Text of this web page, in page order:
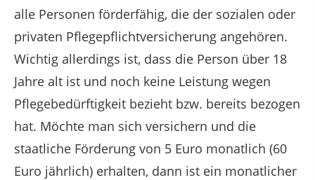
alle Personen förderfähig, die der sozialen oder
privaten Pflegepflichtversicherung angehören.
Wichtig allerdings ist, dass die Person über 18
Jahre alt ist und noch keine Leistung wegen
Pflegebedürftigkeit bezieht bzw. bereits bezogen
hat. Möchte man sich versichern und die
staatliche Förderung von 5 Euro monatlich (60
Euro jährlich) erhalten, dann ist ein monatlicher